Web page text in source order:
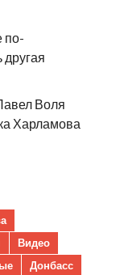
по-
Воля
Харламова
Видео
Донбасс